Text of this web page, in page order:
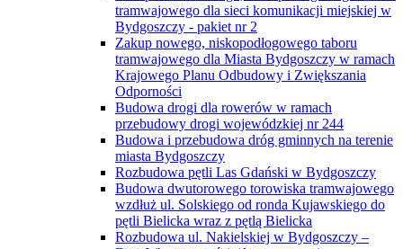
tramwajowego dla sieci komunikacji miejskiej w
Bydgoszczy - pakiet nr 2
Zakup nowego, niskopodłogowego taboru
tramwajowego dla Miasta Bydgoszczy w ramach
Krajowego Planu Odbudowy i Zwiększania
Odporności
Budowa drogi dla rowerów w ramach
przebudowy drogi wojewódzkiej nr 244
Budowa i przebudowa dróg gminnych na terenie
miasta Bydgoszczy
Rozbudowa pętli Las Gdański w Bydgoszczy
Budowa dwutorowego torowiska tramwajowego
wzdłuż ul. Solskiego od ronda Kujawskiego do
pętli Bielicka wraz z pętlą Bielicka
Rozbudowa ul. Nakielskiej w Bydgoszczy –